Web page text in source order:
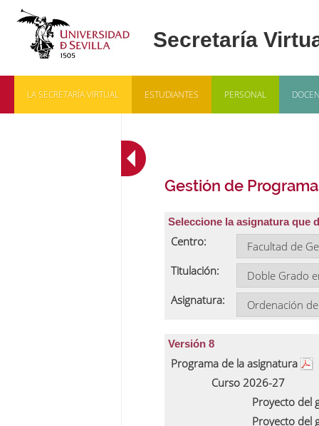
LA SECRETARÍA VIRTUAL ESTUDIANTES PERSONAL
Gestión de
Seleccione la asignatura que
Centro:
Titulación:
Asignatura:
Versión 8
Programa de la asignatura
Curso 2026-27
Proyecto del
Proyecto del